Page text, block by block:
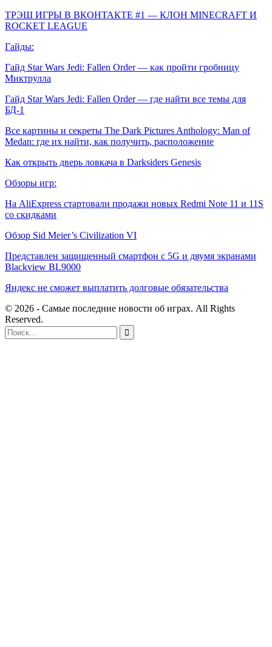
ТРЭШ ИГРЫ В ВКОНТАКТЕ #1 — КЛОН MINECRAFT И
ROCKET LEAGUE
Гайды:
Гайд Star Wars Jedi: Fallen Order — как пройти гробницу
Миктрулла
Гайд Star Wars Jedi: Fallen Order — где найти все темы для
БД-1
Все картины и секреты The Dark Pictures Anthology: Man of
Medan: где их найти, как получить, расположение
Как открыть дверь ловкача в Darksiders Genesis
Обзоры игр:
На AliExpress стартовали продажи новых Redmi Note 11 и 11S
со скидками
Обзор Sid Meier’s Civilization VI
Представлен защищенный смартфон с 5G и двумя экранами
Blackview BL9000
Яндекс не сможет выплатить долговые обязательства
© 2026 - Самые последние новости об играх. All Rights
Reserved.